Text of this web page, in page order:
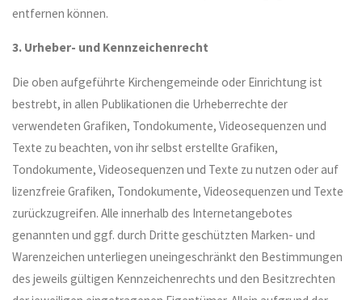
entfernen können.
3. Urheber- und Kennzeichenrecht
Die oben aufgeführte Kirchengemeinde oder Einrichtung ist
bestrebt, in allen Publikationen die Urheberrechte der
verwendeten Grafiken, Tondokumente, Videosequenzen und
Texte zu beachten, von ihr selbst erstellte Grafiken,
Tondokumente, Videosequenzen und Texte zu nutzen oder auf
lizenzfreie Grafiken, Tondokumente, Videosequenzen und Texte
zurückzugreifen. Alle innerhalb des Internetangebotes
genannten und ggf. durch Dritte geschützten Marken- und
Warenzeichen unterliegen uneingeschränkt den Bestimmungen
des jeweils gültigen Kennzeichenrechts und den Besitzrechten